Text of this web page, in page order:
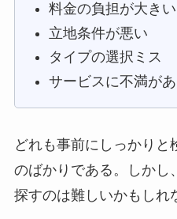
料金の負担が大きい
立地条件が悪い
タイプの選択ミス
サービスに不満が
どれも事前にしっかりと
のばかりである。しかし
探すのは難しいかもしれ